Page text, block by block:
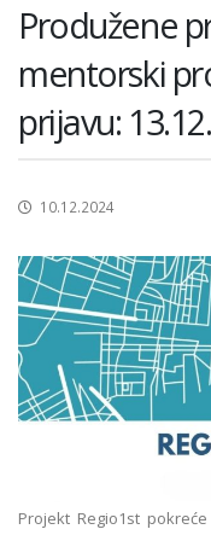
Produžene
mentorski
prijavu:
10.12.2024
Projekt Regio1st